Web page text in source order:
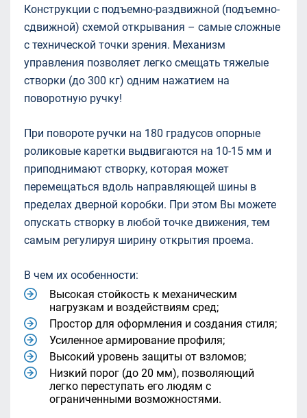
Конструкции с подъемно-раздвижной (подъемно-
сдвижной) схемой открывания – самые сложные
с технической точки зрения. Механизм
управления позволяет легко смещать тяжелые
створки (до 300 кг) одним нажатием на
поворотную ручку!
При повороте ручки на 180 градусов опорные
роликовые каретки выдвигаются на 10-15 мм и
приподнимают створку, которая может
перемещаться вдоль направляющей шины в
пределах дверной коробки. При этом Вы можете
опускать створку в любой точке движения, тем
самым регулируя ширину открытия проема.
В чем их особенности:
Высокая стойкость к механическим
нагрузкам и воздействиям сред;
Простор для оформления и создания стиля;
Усиленное армирование профиля;
Высокий уровень защиты от взломов;
Низкий порог (до 20 мм), позволяющий
легко переступать его людям с
ограниченными возможностями.